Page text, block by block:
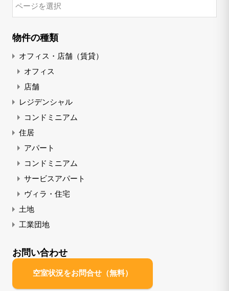
物件の種類
オフィス・店舗（賃貸）
オフィス
店舗
レジデンシャル
コンドミニアム
住居
アパート
コンドミニアム
サービスアパート
ヴィラ・住宅
土地
工業団地
お問い合わせ
空室状況をお問合せ（無料）